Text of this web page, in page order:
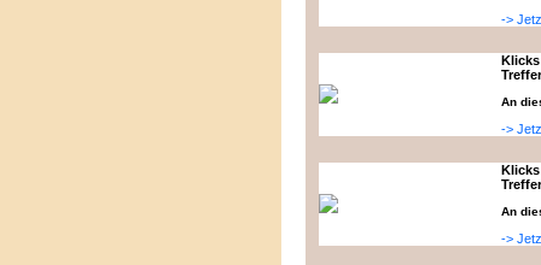
->
An
->
An
->